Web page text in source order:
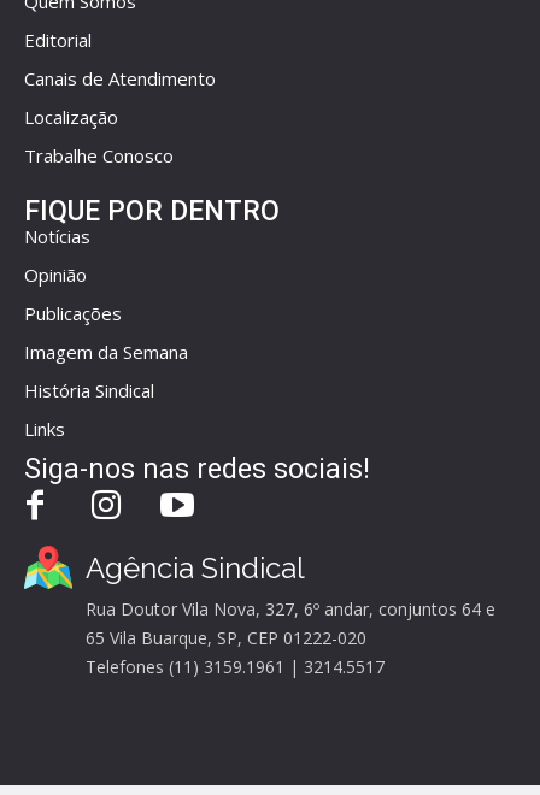
Editorial
Canais de Atendimento
Localização
Trabalhe Conosco
FIQUE POR DENTRO
Notícias
Opinião
Publicações
Imagem da Semana
História Sindical
Links
Siga-nos nas redes sociais!
Agência Sindical
Rua Doutor Vila Nova, 327, 6º andar, conjuntos 64 e
65 Vila Buarque, SP, CEP 01222-020
Telefones (11) 3159.1961 | 3214.5517